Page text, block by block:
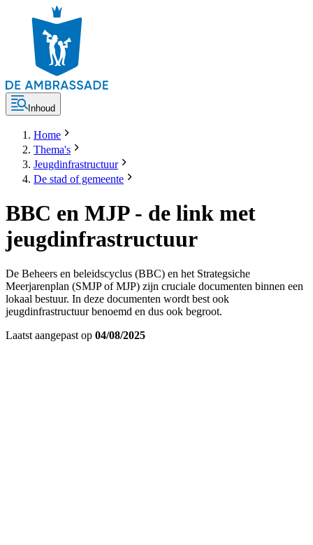
Inhoud
Home
Thema's
Jeugdinfrastructuur
De stad of gemeente
BBC en MJP - de link met
jeugdinfrastructuur
De Beheers en beleidscyclus (BBC) en het Strategsiche
Meerjarenplan (SMJP of MJP) zijn cruciale documenten binnen een
lokaal bestuur. In deze documenten wordt best ook
jeugdinfrastructuur benoemd en dus ook begroot.
Laatst aangepast op 04/08/2025